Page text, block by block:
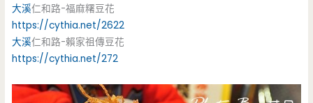
大溪仁和路-福麻糬豆花
https://cythia.net/2622
大溪仁和路-賴家祖傳豆花
https://cythia.net/272